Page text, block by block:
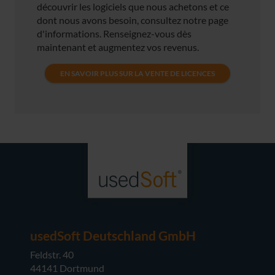
découvrir les logiciels que nous achetons et ce
dont nous avons besoin, consultez notre page
d'informations. Renseignez-vous dès
maintenant et augmentez vos revenus.
EN SAVOIR PLUS SUR LA VENTE DE LICENCES
usedSoft Deutschland GmbH
Feldstr. 40
44141 Dortmund